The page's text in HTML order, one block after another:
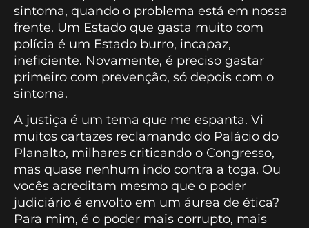
sintoma, quando o problema está em nossa
frente. Um Estado que gasta muito com
polícia é um Estado burro, incapaz,
ineficiente. Novamente, é preciso gastar
primeiro com prevenção, só depois com o
sintoma.
A justiça é um tema que me espanta. Vi
muitos cartazes reclamando do Palácio do
Planalto, milhares criticando o Congresso,
mas quase nenhum indo contra a toga. Ou
vocês acreditam mesmo que o poder
judiciário é envolto em um áurea de ética?
Para mim, é o poder mais corrupto, mais